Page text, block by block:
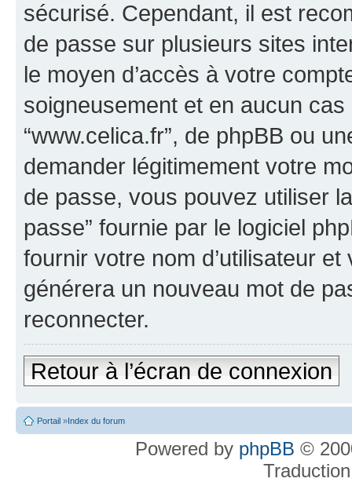
sécurisé. Cependant, il est
de passe sur plusieurs sites
le moyen d’accès à votre
soigneusement et en aucun
“www.celica.fr”, de phpBB ou
demander légitimement votre
de passe, vous pouvez utiliser
passe” fournie par le logiciel
fournir votre nom d’utilisateur
générera un nouveau mot de
reconnecter.
Retour à l’écran de connexion
Portail »Index du forum
Powered by phpBB ©